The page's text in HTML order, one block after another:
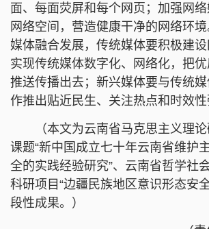
面、每面荧屏和每个网页；加强网
网络空间，营造健康干净的网络环
媒体融合发展，传统媒体要积极建设
实现传统媒体数字化、网络化，把
推送传播出去；新兴媒体要与传统媒
作推出贴近民生、关注热点和时效性
（本文为云南省马克思主义理论
课题“新中国成立七十年云南省维护
全的实践经验研究”、云南省哲学社
科研项目“边疆民族地区意识形态安
段性成果。）